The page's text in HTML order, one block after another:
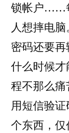
锁帐户……
人想摔电
密码还要再
什么时候
程不那么
用短信验
个东西，